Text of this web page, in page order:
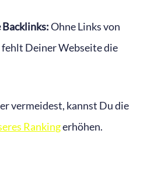
Ohne Links von
fehlt Deiner Webseite die
vermeidest, kannst Du die
Rankingerhöhen.